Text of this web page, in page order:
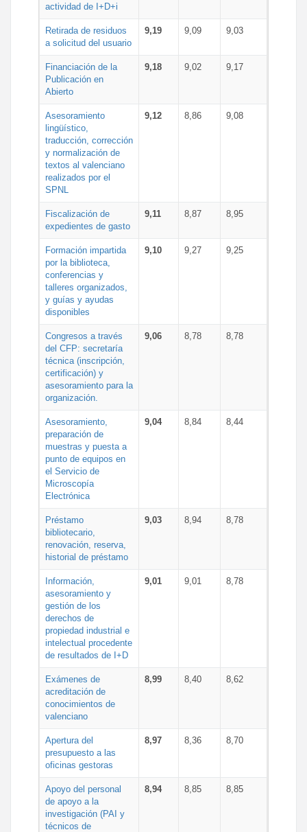
actividad de I+D+i
Retirada de residuos
a solicitud del usuario
9,19 9,09 9,03
Financiación de la
Publicación en
Abierto
9,18 9,02 9,17
Asesoramiento
lingüístico,
traducción, corrección
y normalización de
textos al valenciano
realizados por el
SPNL
9,12 8,86 9,08
Fiscalización de
expedientes de gasto
9,11 8,87 8,95
Formación impartida
por la biblioteca,
conferencias y
talleres organizados,
y guías y ayudas
disponibles
9,10 9,27 9,25
Congresos a través
del CFP: secretaría
técnica (inscripción,
certificación) y
asesoramiento para la
organización.
9,06 8,78 8,78
Asesoramiento,
preparación de
muestras y puesta a
punto de equipos en
el Servicio de
Microscopía
Electrónica
9,04 8,84 8,44
Préstamo
bibliotecario,
renovación, reserva,
historial de préstamo
9,03 8,94 8,78
Información,
asesoramiento y
gestión de los
derechos de
propiedad industrial e
intelectual procedente
de resultados de I+D
9,01 9,01 8,78
Exámenes de
acreditación de
conocimientos de
valenciano
8,99 8,40 8,62
Apertura del
presupuesto a las
oficinas gestoras
8,97 8,36 8,70
Apoyo del personal
de apoyo a la
investigación (PAI y
técnicos de
8,94 8,85 8,85